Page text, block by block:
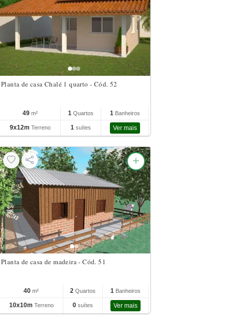
Planta de casa Chalé 1 quarto - Cód. 52
49 m² 1 Quartos 1 Banheiros
9x12m Terreno 1 suítes Ver mais
Planta de casa de madeira - Cód. 51
40 m² 2 Quartos 1 Banheiros
10x10m Terreno 0 suítes Ver mais